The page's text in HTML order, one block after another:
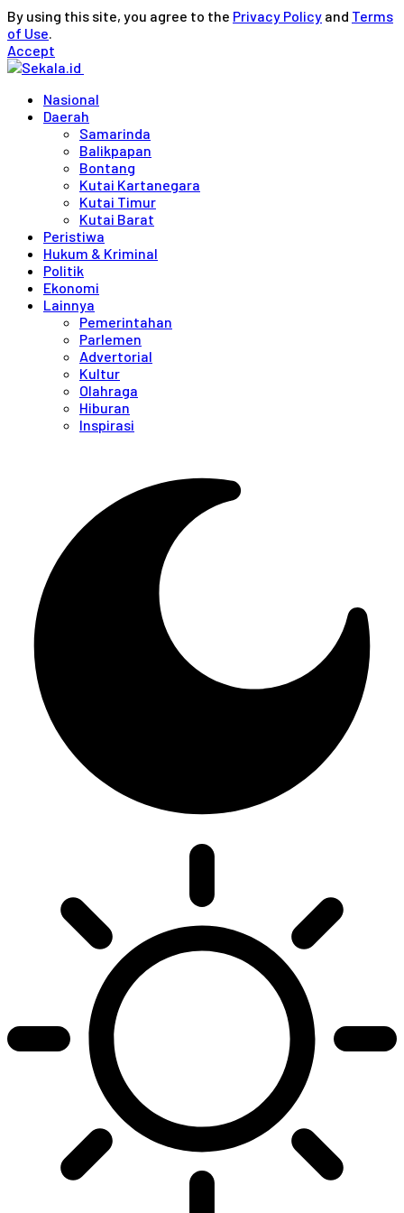
By using this site, you agree to the Privacy Policy and Terms
of Use.
Accept
Nasional
Daerah
Samarinda
Balikpapan
Bontang
Kutai Kartanegara
Kutai Timur
Kutai Barat
Peristiwa
Hukum & Kriminal
Politik
Ekonomi
Lainnya
Pemerintahan
Parlemen
Advertorial
Kultur
Olahraga
Hiburan
Inspirasi